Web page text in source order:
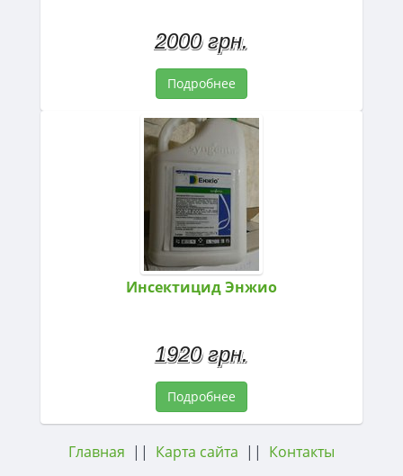
2000 грн.
Подробнее
Инсектицид Энжио
1920 грн.
Подробнее
Главная || Карта сайта || Контакты